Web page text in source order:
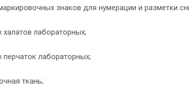
знаков для нумерации и разметки
лабораторных;
лабораторных;
ткань;